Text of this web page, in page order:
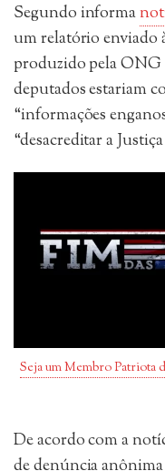
Segundo informa
um relatório enviado
produzido pela ONG
deputados estariam
“informações
“desacreditar a
Seja um Membro Patriota
De acordo com a